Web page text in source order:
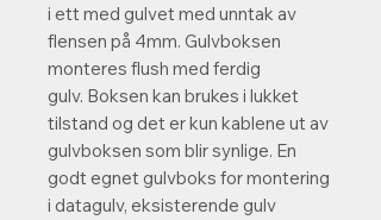
i ett med gulvet med unntak av
flensen på 4mm. Gulvboksen
monteres flush med ferdig
gulv. Boksen kan brukes i lukket
tilstand og det er kun kablene ut av
gulvboksen som blir synlige. En
godt egnet gulvboks for montering
i datagulv, eksisterende gulv